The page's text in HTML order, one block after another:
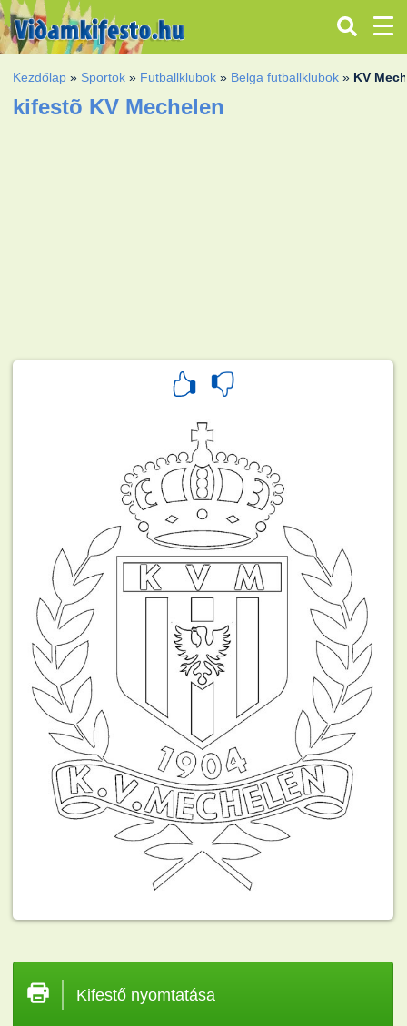
Kezdőlap » Sportok » Futballklubok » Belga futballklubok » KV
kifestõ KV Mechelen
Kifestő nyomtatása